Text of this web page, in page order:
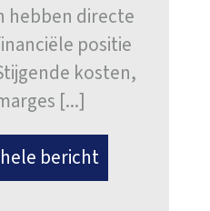
hebben directe
positie
kosten,
[...]
bericht